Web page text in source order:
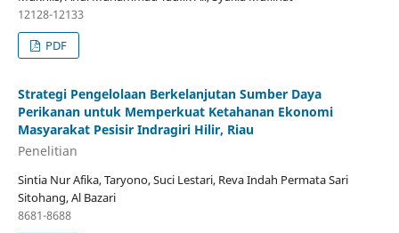
12128-12133
PDF
Strategi Pengelolaan Berkelanjutan Sumber Daya
Perikanan untuk Memperkuat Ketahanan Ekonomi
Masyarakat Pesisir Indragiri Hilir, Riau
Penelitian
Sintia Nur Afika, Taryono, Suci Lestari, Reva Indah Permata Sari
Sitohang, Al Bazari
8681-8688